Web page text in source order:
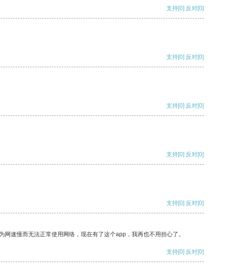
支持[0] 反对[0]
支持[0] 反对[0]
支持[0] 反对[0]
支持[0] 反对[0]
支持[0] 反对[0]
速慢而无法正常使用网络，现在有了这个app，我再也不用担心了。
支持[0] 反对[0]